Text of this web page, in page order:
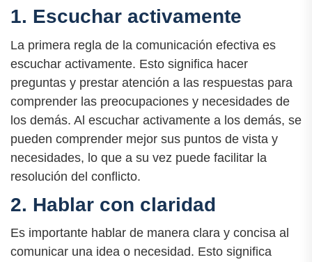
1. Escuchar activamente
La primera regla de la comunicación efectiva es
escuchar activamente. Esto significa hacer
preguntas y prestar atención a las respuestas para
comprender las preocupaciones y necesidades de
los demás. Al escuchar activamente a los demás, se
pueden comprender mejor sus puntos de vista y
necesidades, lo que a su vez puede facilitar la
resolución del conflicto.
2. Hablar con claridad
Es importante hablar de manera clara y concisa al
comunicar una idea o necesidad. Esto significa